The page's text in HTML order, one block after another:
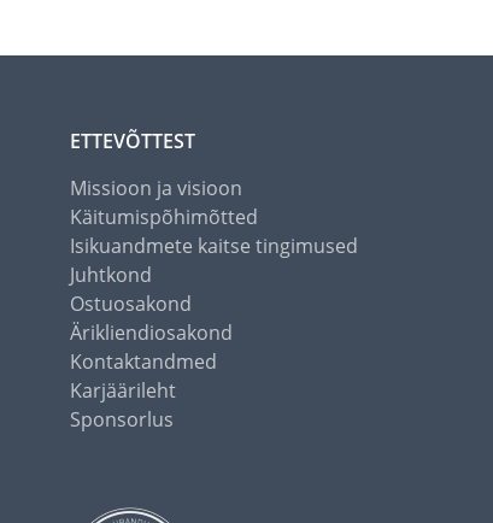
ETTEVÕTTEST
Missioon ja visioon
Käitumispõhimõtted
Isikuandmete kaitse tingimused
Juhtkond
Ostuosakond
Ärikliendiosakond
Kontaktandmed
Karjäärileht
Sponsorlus